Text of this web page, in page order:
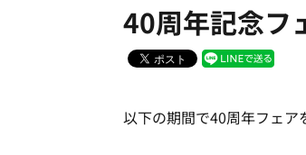
40周年記念フ
以下の期間で40周年フェア